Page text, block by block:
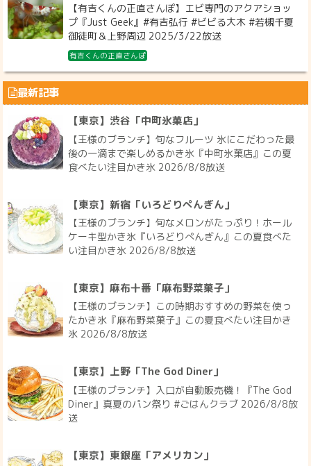
【有吉くんの正直さんぽ】エビ専門のアクアショッ
プ『Just Geek』#有吉弘行 #ビビる大木 #若槻千夏
御徒町＆上野周辺 2025/3/22放送
有吉くんの正直さんぽ
最新記事
【東京】渋谷「中町氷菓店」
【王様のブランチ】旬なフルーツ 氷にこだわった最
後の一滴まで楽しめるかき氷『中町氷菓店』この夏
食べたい注目かき氷 2026/8/8放送
【東京】新宿「いろどりぺんぎん」
【王様のブランチ】旬なメロンがたっぷり！ホール
ケーキ型かき氷『いろどりぺんぎん』この夏食べた
い注目かき氷 2026/8/8放送
【東京】麻布十番「麻布野菜菓子」
【王様のブランチ】この時期おすすめの野菜を使っ
たかき氷『麻布野菜菓子』この夏食べたい注目かき
氷 2026/8/8放送
【東京】上野「The God Diner」
【王様のブランチ】入口が自動販売機！『The God
Diner』真夏のパン祭り #ごはんクラブ 2026/8/8放
送
【東京】東銀座「アメリカン」